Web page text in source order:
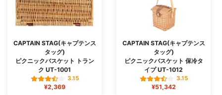
CAPTAIN STAG(キャプテンス
タッグ)
ピクニックバスケット トラン
ク UT-1001
3.15
¥2,369
CAPTAIN STAG(キャプテンス
タッグ)
ピクニックバスケット 保冷タ
イプ UT-1012
3.15
¥51,342